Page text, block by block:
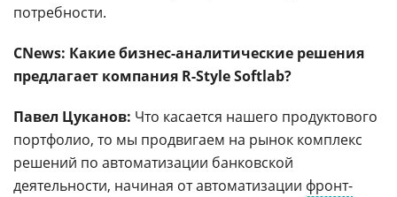
потребности.
CNews: Какие бизнес-аналитические решения
предлагает компания R-Style Softlab?
Павел Цуканов: Что касается нашего продуктового
портфолио, то мы продвигаем на рынок комплекс
решений по автоматизации банковской
деятельности, начиная от автоматизации фронт-